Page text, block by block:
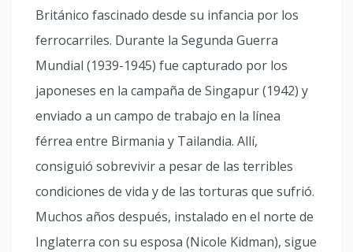
Británico fascinado desde su infancia por los
ferrocarriles. Durante la Segunda Guerra
Mundial (1939-1945) fue capturado por los
japoneses en la campaña de Singapur (1942) y
enviado a un campo de trabajo en la línea
férrea entre Birmania y Tailandia. Allí,
consiguió sobrevivir a pesar de las terribles
condiciones de vida y de las torturas que sufrió.
Muchos años después, instalado en el norte de
Inglaterra con su esposa (Nicole Kidman), sigue